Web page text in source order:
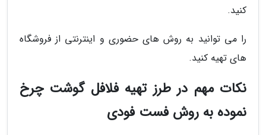
کنید.
را می توانید به روش های حضوری و اینترنتی از فروشگاه
های تهیه کنید.
نکات مهم در طرز تهیه فلافل گوشت چرخ
نموده به روش فست فودی